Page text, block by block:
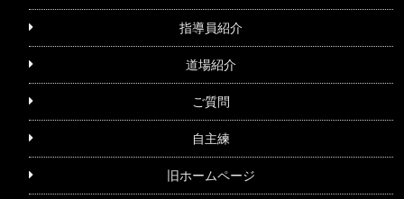
指導員紹介
道場紹介
ご質問
自主練
旧ホームページ